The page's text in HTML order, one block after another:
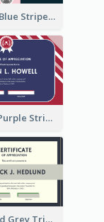
Pink And Blue Stripes Patterns Certificate
Red And Purple Stripes Frame Certificate
Green And Grey Triangles With Badge Certificate